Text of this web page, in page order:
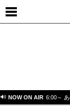
NOW ON AIR 6:00～